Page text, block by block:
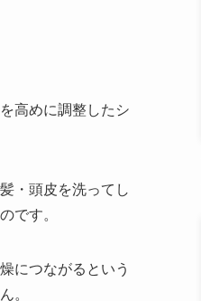
高めに調整したシ
・頭皮を洗ってし
です。
につながるという
。